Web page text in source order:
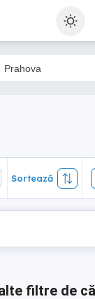
Sortează
filtre de